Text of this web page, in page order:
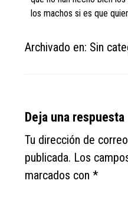
los machos si es que
Archivado en: Sin
Reader
Interactions
Deja una respuesta
Tu dirección de
publicada. Los
marcados con*